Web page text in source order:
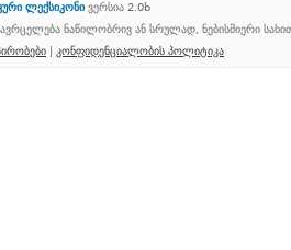
ლექსიკონი ვერსია 2.0b
ნაწილობრივ ან სრულად, ნებისმიერი
| კონფიდენციალობის პოლიტიკა